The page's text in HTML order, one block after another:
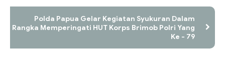
Polda Papua Gelar Kegiatan Syukuran Dalam
Rangka Memperingati HUT Korps Brimob Polri Yang
Ke - 79